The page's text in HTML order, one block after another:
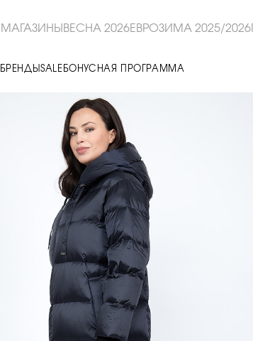
МАГАЗИНЫ ВЕСНА 2026ЕВРОЗИМА 2025/2026
БРЕНДЫSALE БОНУСНАЯ ПРОГРАММА